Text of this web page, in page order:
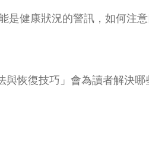
是健康狀況的警訊，如何注
與恢復技巧」會為讀者解決哪